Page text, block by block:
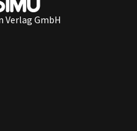
Verlag GmbH